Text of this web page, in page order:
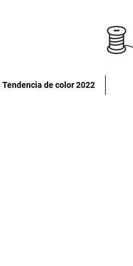
Tendencia de color 2022